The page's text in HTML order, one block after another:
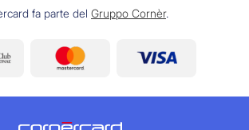
fa parte del Gruppo Cornèr.